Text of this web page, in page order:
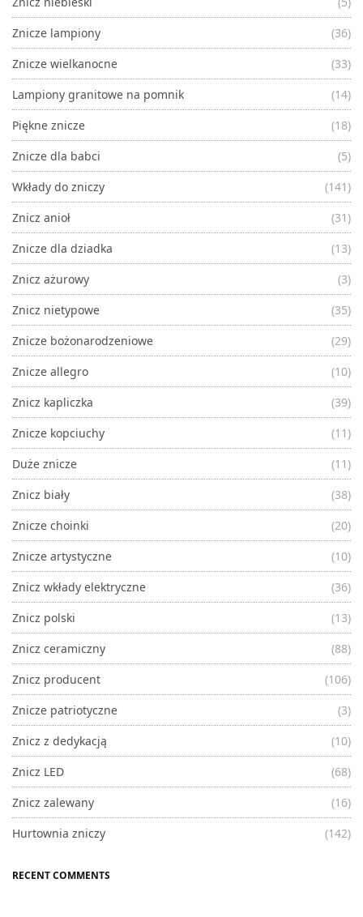
Znicze lampiony
(36)
Znicze wielkanocne
(33)
Lampiony granitowe na pomnik
(14)
Piękne znicze
(18)
Znicze dla babci
(5)
Wkłady do zniczy
(141)
Znicz anioł
(31)
Znicze dla dziadka
(13)
Znicz ażurowy
(3)
Znicz nietypowe
(35)
Znicze bożonarodzeniowe
(29)
Znicze allegro
(10)
Znicz kapliczka
(39)
Znicze kopciuchy
(11)
Duże znicze
(11)
Znicz biały
(38)
Znicze choinki
(20)
Znicze artystyczne
(10)
Znicz wkłady elektryczne
(36)
Znicz polski
(13)
Znicz ceramiczny
(88)
Znicz producent
(106)
Znicze patriotyczne
(3)
Znicz z dedykacją
(10)
Znicz LED
(68)
Znicz zalewany
(16)
Hurtownia zniczy
(142)
RECENT COMMENTS